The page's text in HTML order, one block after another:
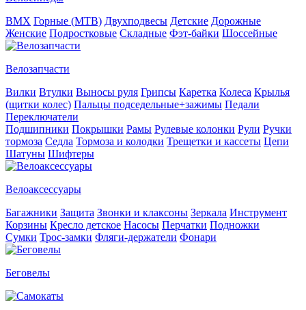
BMX Горные (MTB) Двухподвесы Детские Дорожные
Женские Подростковые Складные Фэт-байки Шоссейные
Велозапчасти
Вилки Втулки Выносы руля Грипсы Каретка Колеса Крылья
(щитки колес) Пальцы подседельные+зажимы Педали
Переключатели
Подшипники Покрышки Рамы Рулевые колонки Рули Ручки
тормоза Седла Тормоза и колодки Трещетки и кассеты Цепи
Шатуны Шифтеры
Велоаксессуары
Багажники Защита Звонки и клаксоны Зеркала Инструмент
Корзины Кресло детское Насосы Перчатки Подножки
Сумки Трос-замки Фляги-держатели Фонари
Беговелы